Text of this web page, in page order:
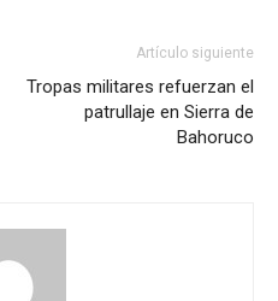
Artículo siguiente
Tropas militares refuerzan el
patrullaje en Sierra de
Bahoruco